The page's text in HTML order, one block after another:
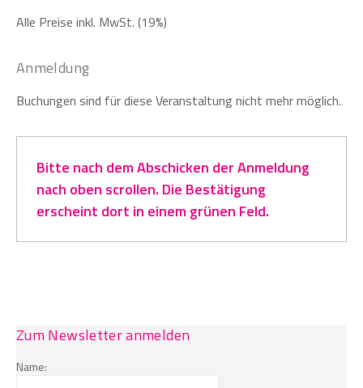
Alle Preise inkl. MwSt. (19%)
Anmeldung
Buchungen sind für diese Veranstaltung nicht mehr möglich.
Bitte nach dem Abschicken der Anmeldung
nach oben scrollen. Die Bestätigung
erscheint dort in einem grünen Feld.
Zum Newsletter anmelden
Name: